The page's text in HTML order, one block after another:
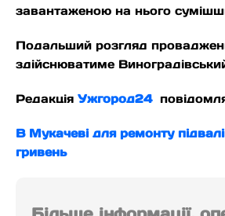
завантаженою на нього
Подальший розгляд
здійснюватиме
Редакція Ужгород24
В Мукачеві для ремонту
гривень